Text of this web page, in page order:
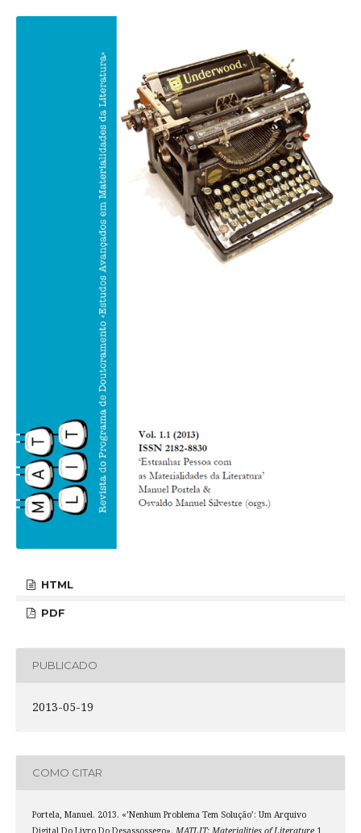
HTML
PDF
PUBLICADO
2013-05-19
COMO CITAR
Portela, Manuel. 2013. «’Nenhum Problema Tem Solução’: Um Arquivo
Digital Do Livro Do Desassossego». MATLIT: Materialities of Literature1